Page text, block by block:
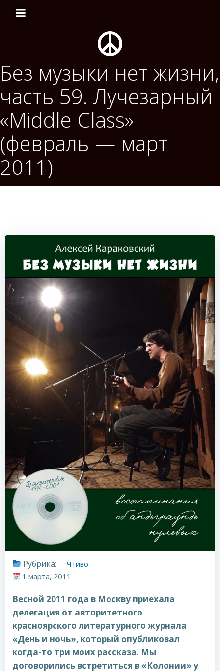
содержимому
Без музыки нет жизни,
часть 59. Лучезарный
«Middle Class»
(февраль — март
2011)
Рубрика:
Чтиво
1 марта, 2011
Весной 2011 года в Москву приехала
делегация от авторитетного
красноярского литературного журнала
«День и ночь», который опубликовал
когда-то три моих рассказа. Мы
договорились встретиться в «Колонии» у